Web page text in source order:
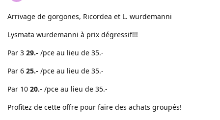
Arrivage de gorgones, Ricordea et L. wurdemanni
Lysmata wurdemanni à prix dégressif!!!
Par 3 29.- /pce au lieu de 35.-
Par 6 25.- /pce au lieu de 35.-
Par 10 20.- /pce au lieu de 35.-
Profitez de cette offre pour faire des achats groupés!